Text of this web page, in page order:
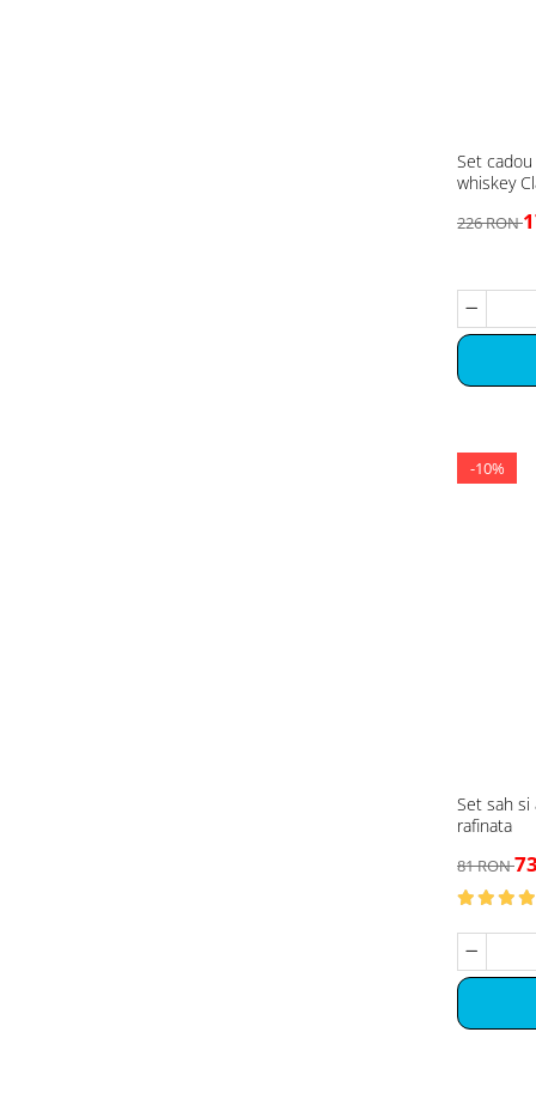
Set
whiskey
226 RON
-10%
Set sah si
rafinata
81 RON